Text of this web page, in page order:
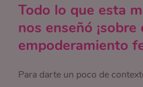
Todo lo que esta
nos enseñó ¡sobre
empoderamiento
Para darte un poco de